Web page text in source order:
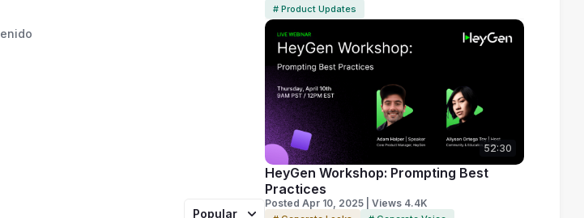
Popular
# Product Updates
52:30
HeyGen Workshop: Prompting Best
Practices
Posted Apr 10, 2025 | Views 4.4K